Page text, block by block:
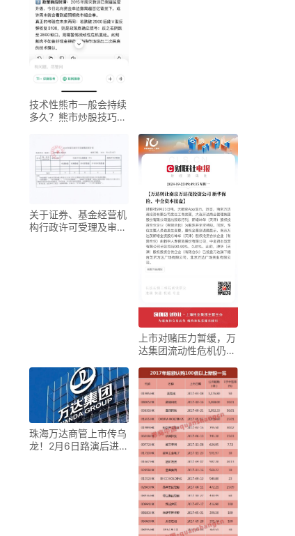
技术性熊市一般会持续
多久？熊市炒股技巧及
关于证券、基金经营机
构行政许可受理及审核
上市对赌压力暂缓，万
达集团流动性危机仍未
珠海万达商管上市传乌
龙！2月6日路演后进展